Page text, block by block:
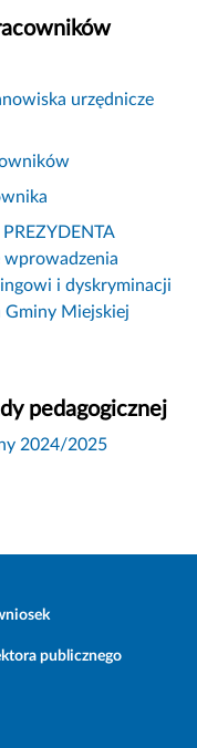
urzędnicze
wprowadzenia
i dyskryminacji
Gminy Miejskiej
pedagogicznej
2024/2025
publicznego